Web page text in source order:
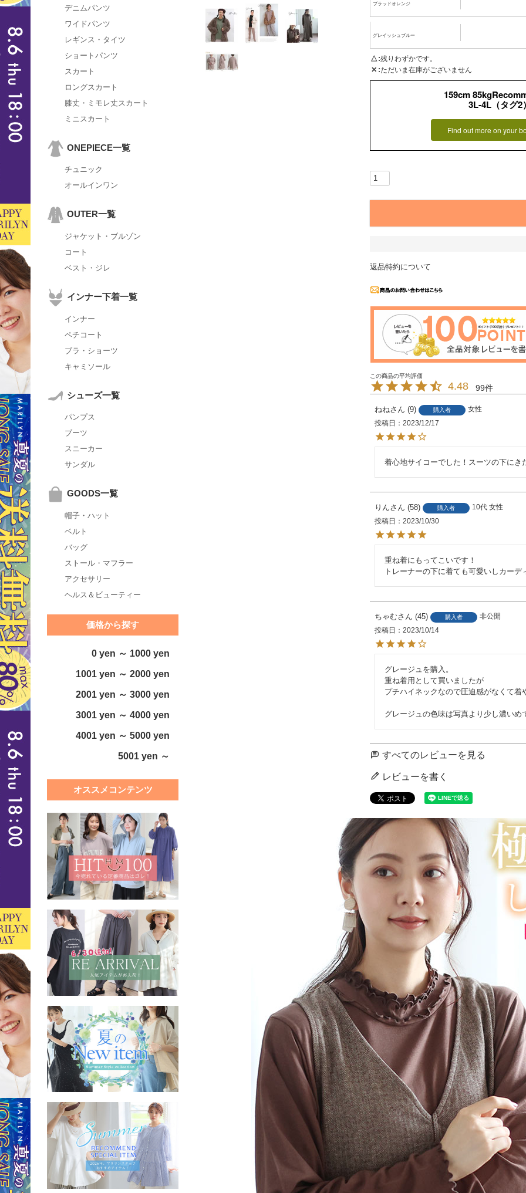
デニムパンツ
ワイドパンツ
レギンス・タイツ
ショートパンツ
スカート
ロングスカート
膝丈・ミモレ丈スカート
ミニスカート
ONEPIECE一覧
チュニック
オールインワン
OUTER一覧
ジャケット・ブルゾン
コート
ベスト・ジレ
インナー下着一覧
インナー
ペチコート
ブラ・ショーツ
キャミソール
シューズ一覧
パンプス
ブーツ
スニーカー
サンダル
GOODS一覧
帽子・ハット
ベルト
バッグ
ストール・マフラー
アクセサリー
ヘルス＆ビューティー
価格から探す
0 yen ～ 1000 yen
1001 yen ～ 2000 yen
2001 yen ～ 3000 yen
3001 yen ～ 4000 yen
4001 yen ～ 5000 yen
5001 yen ～
オススメコンテンツ
ブラッドオレンジ
グレイッシュブルー
△ 残りわずかです。
✕ ただいま在庫がございません
159cm
3L-4L（タグ2）
Find out more on your
返品特約について
4.48 99
ねね 9 購入者
女性
投稿日
2023/12/17
着心地サイコーでした！スーツの下にき
りん 58 購入者 10代 女性
投稿日
2023/10/30
重ね着にもってこいです！
ちゃむ 45 購入者
非公開
投稿日
2023/10/14
グレージュを購入。
重ね着用として買いましたが
プチハイネックなので圧迫感がなくて着
グレージュの色味は写真より少し濃いめ
すべてのレビューを見る
レビューを書く